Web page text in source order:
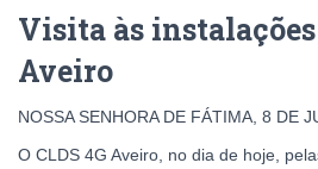
Visita às instalações
Aveiro
NOSSA SENHORA DE FÁTIMA, 8 DE
O CLDS 4G Aveiro, no dia de hoje,